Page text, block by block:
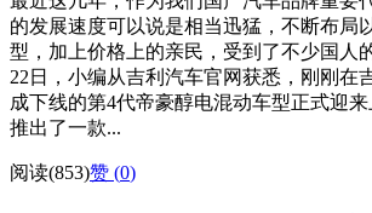
的发展速度可以说是相当迅猛，不断布局
型，加上价格上的亲民，受到了不少国人
22日，小编从吉利汽车官网获悉，刚刚在
成下线的第4代帝豪醇电混动车型正式迎
推出了一款...
阅读(853)赞 (0)